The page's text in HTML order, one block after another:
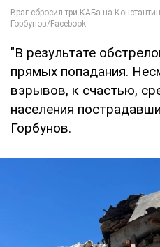
"В результате
прямых попадания.
взрывов, к счастью,
населения
Горбунов.